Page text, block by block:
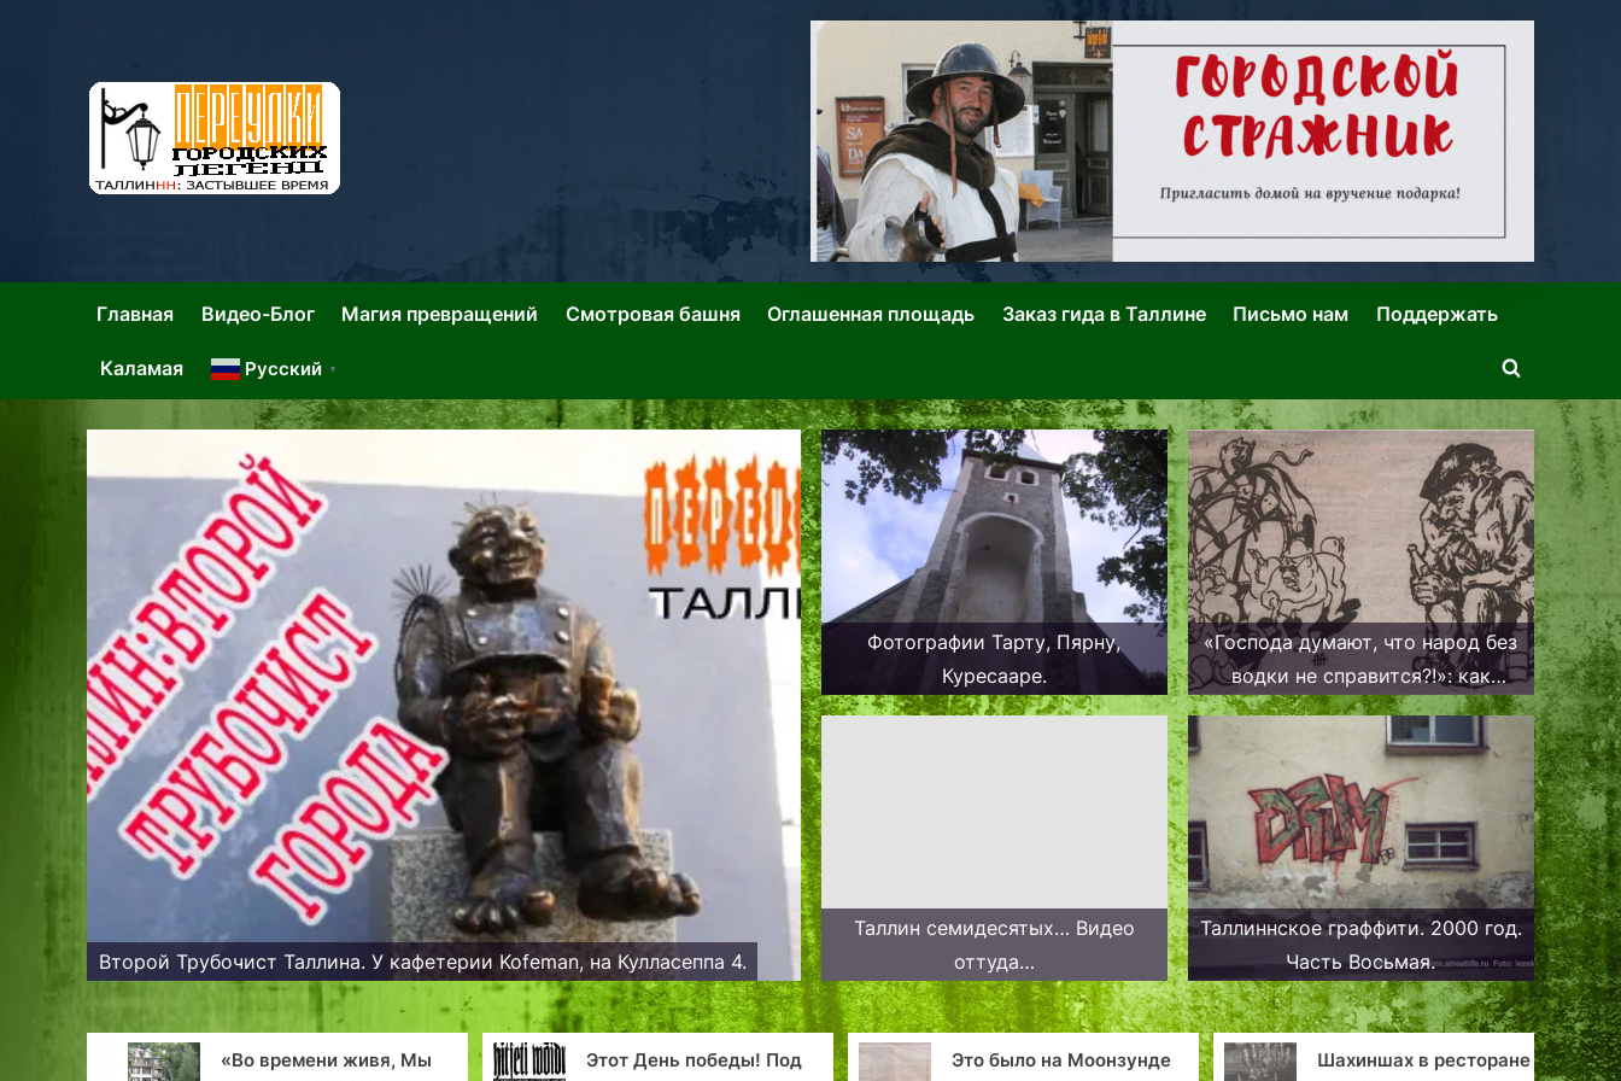
Таллин: Переулки Городских Легенд
Главная Видео-Блог Магия превращений Смотровая башня Оглашенная площадь Заказ гида в Таллине Письмо нам Поддержать
Каламая Русский ▼
Toggle
search
Второй Трубочист Таллина. У кафетерии Kofeman, на Кулласеппа 4.
Фотографии Тарту, Пярну,
Куресааре.
«Господа думают, что народ без
водки не справится?!»: как
Таллинн собственный «сухой
закон» устанавливал.
Таллин семидесятых… Видео
оттуда…
Таллиннское граффити. 2000 год.
Часть Восьмая.
«Во времени живя, Мы
Этот День победы! Под
Это было на Моонзунде
Шахиншах в ресторане
Святой